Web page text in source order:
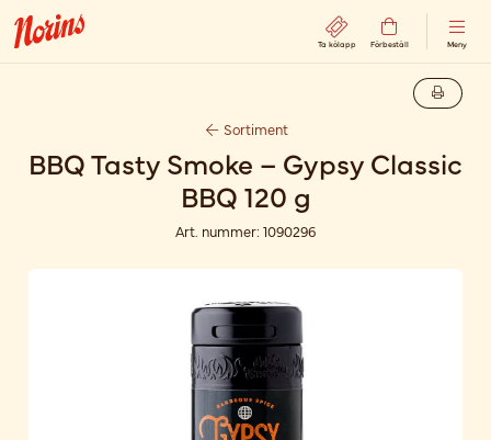
Ta kölapp Förbeställ Meny
Sortiment
BBQ Tasty Smoke – Gypsy Classic
BBQ 120 g
Art. nummer: 1090296